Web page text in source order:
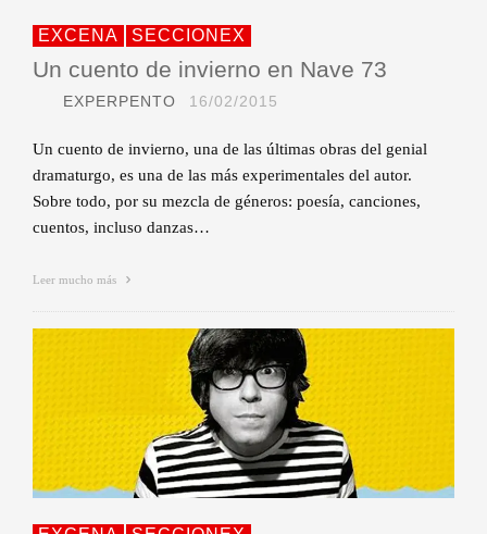
EXCENA SECCIONEX
Un cuento de invierno en Nave 73
EXPERPENTO 16/02/2015
Un cuento de invierno, una de las últimas obras del genial
dramaturgo, es una de las más experimentales del autor.
Sobre todo, por su mezcla de géneros: poesía, canciones,
cuentos, incluso danzas…
Leer mucho más